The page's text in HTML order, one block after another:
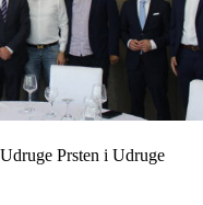
Prsten i Udruge